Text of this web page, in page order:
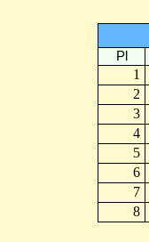
Pl
1
2
3
4
5
6
7
8